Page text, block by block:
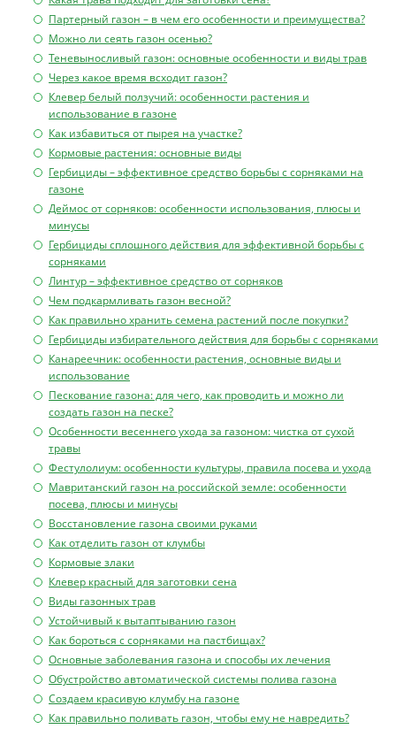
Партерный газон – в чем его особенности и преимущества?
Можно ли сеять газон осенью?
Теневыносливый газон: основные особенности и виды трав
Через какое время всходит газон?
Клевер белый ползучий: особенности растения и
использование в газоне
Как избавиться от пырея на участке?
Кормовые растения: основные виды
Гербициды – эффективное средство борьбы с сорняками на
газоне
Деймос от сорняков: особенности использования, плюсы и
минусы
Гербициды сплошного действия для эффективной борьбы с
сорняками
Линтур – эффективное средство от сорняков
Чем подкармливать газон весной?
Как правильно хранить семена растений после покупки?
Гербициды избирательного действия для борьбы с сорняками
Канареечник: особенности растения, основные виды и
использование
Пескование газона: для чего, как проводить и можно ли
создать газон на песке?
Особенности весеннего ухода за газоном: чистка от сухой
травы
Фестулолиум: особенности культуры, правила посева и ухода
Мавританский газон на российской земле: особенности
посева, плюсы и минусы
Восстановление газона своими руками
Как отделить газон от клумбы
Кормовые злаки
Клевер красный для заготовки сена
Виды газонных трав
Устойчивый к вытаптыванию газон
Как бороться с сорняками на пастбищах?
Основные заболевания газона и способы их лечения
Обустройство автоматической системы полива газона
Создаем красивую клумбу на газоне
Как правильно поливать газон, чтобы ему не навредить?